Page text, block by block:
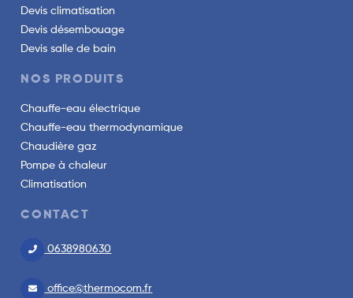
Devis climatisation
Devis désembouage
Devis salle de bain
NOS PRODUITS
Chauffe-eau électrique
Chauffe-eau thermodynamique
Chaudière gaz
Pompe à chaleur
Climatisation
CONTACT
0638980630
office@thermocom.fr